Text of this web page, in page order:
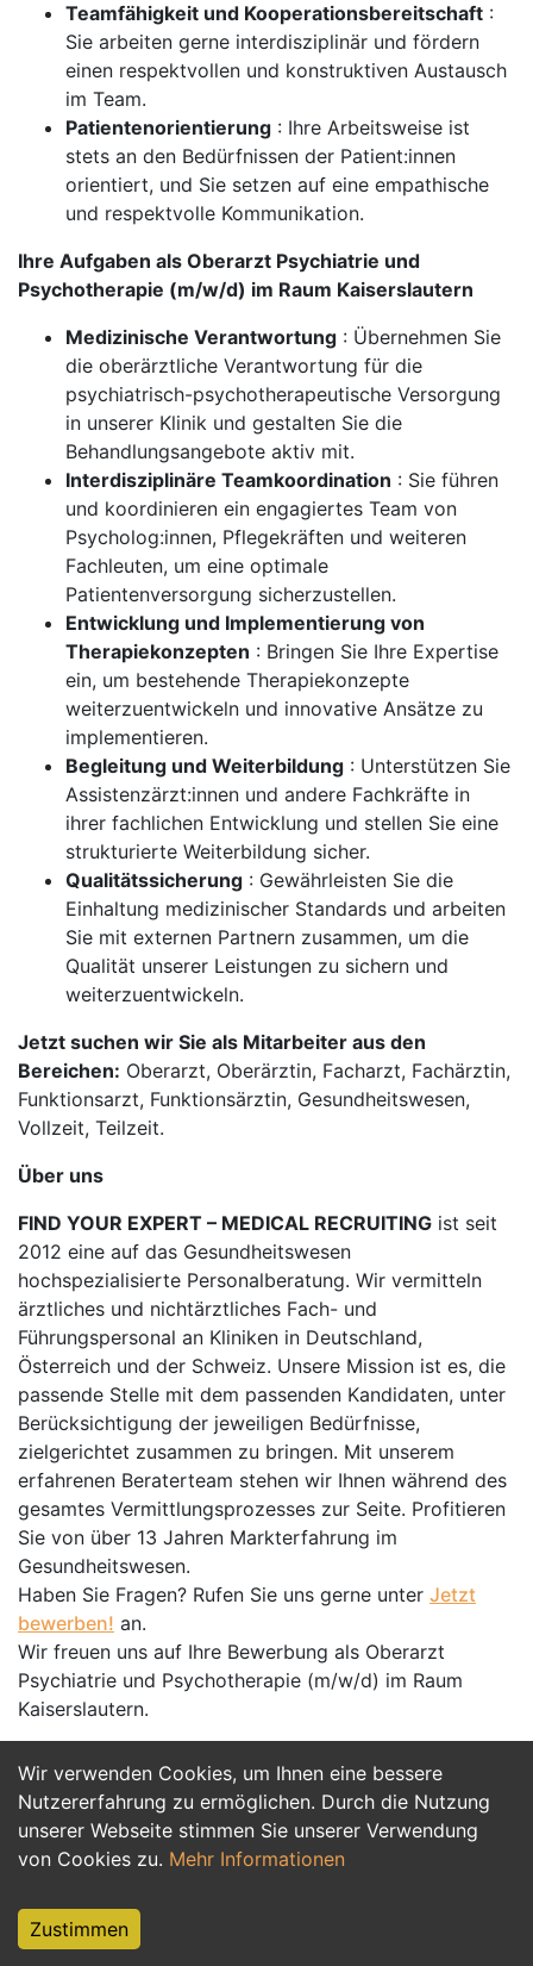
Wir verwenden Cookies, um Ihnen eine bessere
Nutzererfahrung zu ermöglichen. Durch die Nutzung
unserer Webseite stimmen Sie unserer Verwendung
von Cookies zu. Mehr Informationen
Zustimmen
Teamfähigkeit und Kooperationsbereitschaft :
Sie arbeiten gerne interdisziplinär und fördern
einen respektvollen und konstruktiven Austausch
im Team.
Patientenorientierung : Ihre Arbeitsweise ist
stets an den Bedürfnissen der Patient:innen
orientiert, und Sie setzen auf eine empathische
und respektvolle Kommunikation.
Ihre Aufgaben als Oberarzt Psychiatrie und
Psychotherapie (m/w/d) im Raum Kaiserslautern
Medizinische Verantwortung : Übernehmen Sie
die oberärztliche Verantwortung für die
psychiatrisch-psychotherapeutische Versorgung
in unserer Klinik und gestalten Sie die
Behandlungsangebote aktiv mit.
Interdisziplinäre Teamkoordination : Sie führen
und koordinieren ein engagiertes Team von
Psycholog:innen, Pflegekräften und weiteren
Fachleuten, um eine optimale
Patientenversorgung sicherzustellen.
Entwicklung und Implementierung von
Therapiekonzepten : Bringen Sie Ihre Expertise
ein, um bestehende Therapiekonzepte
weiterzuentwickeln und innovative Ansätze zu
implementieren.
Begleitung und Weiterbildung : Unterstützen Sie
Assistenzärzt:innen und andere Fachkräfte in
ihrer fachlichen Entwicklung und stellen Sie eine
strukturierte Weiterbildung sicher.
Qualitätssicherung : Gewährleisten Sie die
Einhaltung medizinischer Standards und arbeiten
Sie mit externen Partnern zusammen, um die
Qualität unserer Leistungen zu sichern und
weiterzuentwickeln.
Jetzt suchen wir Sie als Mitarbeiter aus den
Bereichen: Oberarzt, Oberärztin, Facharzt, Fachärztin,
Funktionsarzt, Funktionsärztin, Gesundheitswesen,
Vollzeit, Teilzeit.
Über uns
FIND YOUR EXPERT – MEDICAL RECRUITING ist seit
2012 eine auf das Gesundheitswesen
hochspezialisierte Personalberatung. Wir vermitteln
ärztliches und nichtärztliches Fach- und
Führungspersonal an Kliniken in Deutschland,
Österreich und der Schweiz. Unsere Mission ist es, die
passende Stelle mit dem passenden Kandidaten, unter
Berücksichtigung der jeweiligen Bedürfnisse,
zielgerichtet zusammen zu bringen. Mit unserem
erfahrenen Beraterteam stehen wir Ihnen während des
gesamtes Vermittlungsprozesses zur Seite. Profitieren
Sie von über 13 Jahren Markterfahrung im
Gesundheitswesen.
Haben Sie Fragen? Rufen Sie uns gerne unter Jetzt
bewerben! an.
Wir freuen uns auf Ihre Bewerbung als Oberarzt
Psychiatrie und Psychotherapie (m/w/d) im Raum
Kaiserslautern.
Jetzt Bewerben